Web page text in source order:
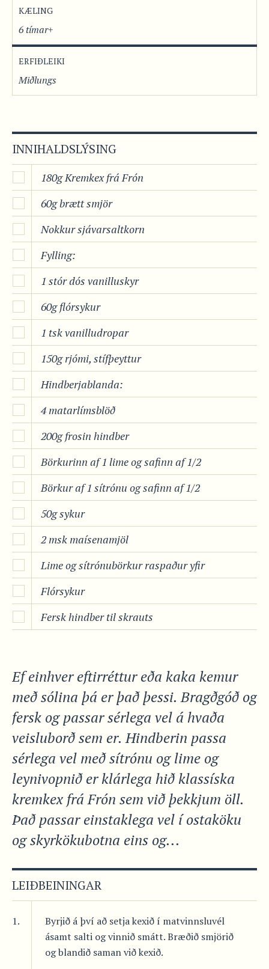
KÆLING
6 tímar+
ERFIÐLEIKI
Miðlungs
INNIHALDSLÝSING
180g Kremkex frá Frón
60g brætt smjör
Nokkur sjávarsaltkorn
Fylling:
1 stór dós vanilluskyr
60g flórsykur
1 tsk vanilludropar
150g rjómi, stífþeyttur
Hindberjablanda:
4 matarlímsblöð
200g frosin hindber
Börkurinn af 1 lime og safinn af 1/2
Börkur af 1 sítrónu og safinn af 1/2
50g sykur
2 msk maísenamjöl
Lime og sítrónubörkur raspaður yfir
Flórsykur
Fersk hindber til skrauts
Ef einhver eftirréttur eða kaka kemur
með sólina þá er það þessi. Bragðgóð og
fersk og passar sérlega vel á hvaða
veisluborð sem er. Hindberin passa
sérlega vel með sítrónu og lime og
leynivopnið er klárlega hið klassíska
kremkex frá Frón sem við þekkjum öll.
Það passar einstaklega vel í ostaköku
og skyrkökubotna eins og...
LEIÐBEININGAR
1.
Byrjið á því að setja kexið í matvinnsluvél
ásamt salti og vinnið smátt. Bræðið smjörið
og blandið saman við kexið.